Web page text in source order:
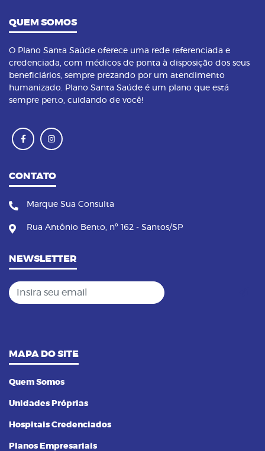
QUEM SOMOS
O Plano Santa Saúde oferece uma rede referenciada e
credenciada, com médicos de ponta à disposição dos seus
beneficiários, sempre prezando por um atendimento
humanizado. Plano Santa Saúde é um plano que está
sempre perto, cuidando de você!
CONTATO
Marque Sua Consulta
Rua Antônio Bento, nº 162 - Santos/SP
NEWSLETTER
Insira seu email
MAPA DO SITE
Quem Somos
Unidades Próprias
Hospitais Credenciados
Planos Empresariais